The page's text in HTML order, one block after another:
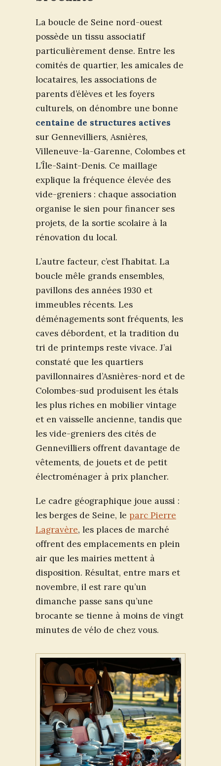
La boucle de Seine nord-ouest
possède un tissu associatif
particulièrement dense. Entre les
comités de quartier, les amicales de
locataires, les associations de
parents d’élèves et les foyers
culturels, on dénombre une bonne
centaine de structures actives
sur Gennevilliers, Asnières,
Villeneuve-la-Garenne, Colombes et
L’Île-Saint-Denis. Ce maillage
explique la fréquence élevée des
vide-greniers : chaque association
organise le sien pour financer ses
projets, de la sortie scolaire à la
rénovation du local.
L’autre facteur, c’est l’habitat. La
boucle mêle grands ensembles,
pavillons des années 1930 et
immeubles récents. Les
déménagements sont fréquents, les
caves débordent, et la tradition du
tri de printemps reste vivace. J’ai
constaté que les quartiers
pavillonnaires d’Asnières-nord et de
Colombes-sud produisent les étals
les plus riches en mobilier vintage
et en vaisselle ancienne, tandis que
les vide-greniers des cités de
Gennevilliers offrent davantage de
vêtements, de jouets et de petit
électroménager à prix plancher.
Le cadre géographique joue aussi :
les berges de Seine, le parc Pierre
Lagravère, les places de marché
offrent des emplacements en plein
air que les mairies mettent à
disposition. Résultat, entre mars et
novembre, il est rare qu’un
dimanche passe sans qu’une
brocante se tienne à moins de vingt
minutes de vélo de chez vous.